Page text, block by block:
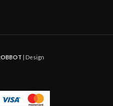
| Design